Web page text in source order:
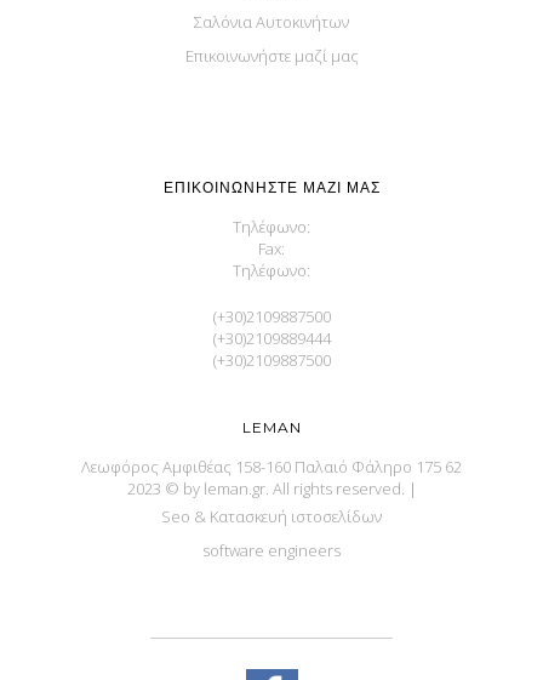
Σαλόνια Αυτοκινήτων
Επικοινωνήστε μαζί μας
ΕΠΙΚΟΙΝΩΝΉΣΤΕ ΜΑΖΊ ΜΑΣ
Τηλέφωνο:
Fax:
Τηλέφωνο:
(+30)2109887500
(+30)2109889444
(+30)2109887500
LEMAN
Λεωφόρος Αμφιθέας 158-160 Παλαιό Φάληρο 175 62
2023 © by leman.gr. All rights reserved. |
Seo & Κατασκευή ιστοσελίδων
software engineers